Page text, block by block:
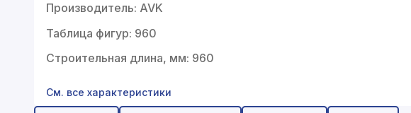
Композитная арматура
Производитель: AVK
Таблица фигур: 960
Строительная длина, мм: 960
См. все характеристики